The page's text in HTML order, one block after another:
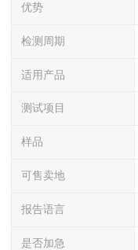
优势
检测周期
适用产品
测试项目
样品
可售卖地
报告语言
是否加急